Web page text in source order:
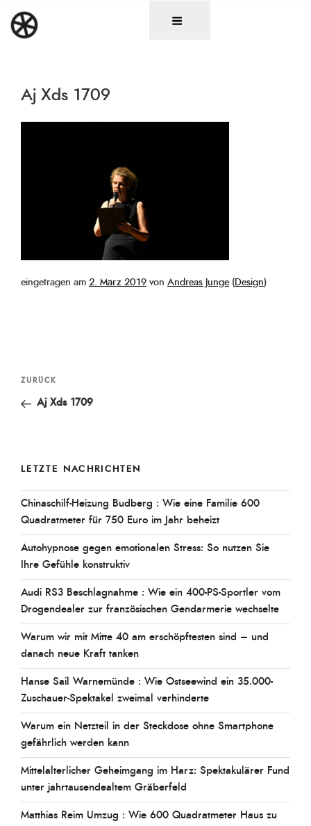
Inhalt
springen
Aj Xds 1709
eingetragen am Veröffentlicht
2. März 2019 von Andreas Junge (Design)
Beitragsnavigation
Vorheriger
Beitrag
ZURÜCK
Aj Xds 1709
LETZTE NACHRICHTEN
Chinaschilf-Heizung Budberg : Wie eine Familie 600
Quadratmeter für 750 Euro im Jahr beheizt
Autohypnose gegen emotionalen Stress: So nutzen Sie
Ihre Gefühle konstruktiv
Audi RS3 Beschlagnahme : Wie ein 400-PS-Sportler vom
Drogendealer zur französischen Gendarmerie wechselte
Warum wir mit Mitte 40 am erschöpftesten sind – und
danach neue Kraft tanken
Hanse Sail Warnemünde : Wie Ostseewind ein 35.000-
Zuschauer-Spektakel zweimal verhinderte
Warum ein Netzteil in der Steckdose ohne Smartphone
gefährlich werden kann
Mittelalterlicher Geheimgang im Harz: Spektakulärer Fund
unter jahrtausendealtem Gräberfeld
Matthias Reim Umzug : Wie 600 Quadratmeter Haus zu